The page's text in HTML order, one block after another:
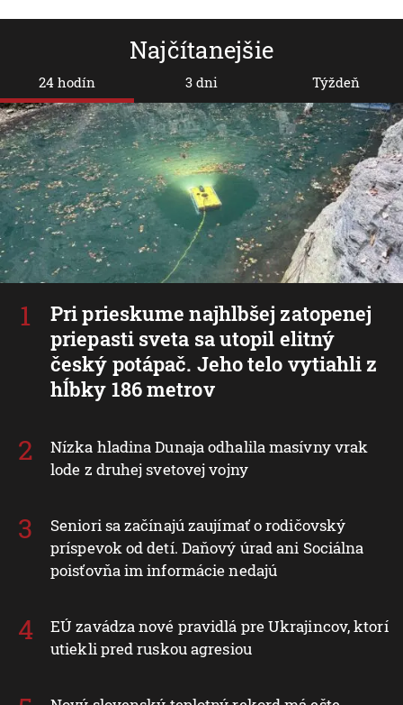
Najčítanejšie
24 hodín
Pri prieskume najhlbšej zatopenej
priepasti sveta sa utopil elitný
český potápač. Jeho telo vytiahli z
hĺbky 186 metrov
Nízka hladina Dunaja odhalila masívny vrak
lode z druhej svetovej vojny
Seniori sa začínajú zaujímať o rodičovský
príspevok od detí. Daňový úrad ani Sociálna
poisťovňa im informácie nedajú
EÚ zavádza nové pravidlá pre Ukrajincov, ktorí
utiekli pred ruskou agresiou
3 dni Týždeň